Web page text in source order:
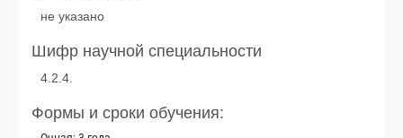
не указано
Шифр научной специальности
4.2.4.
Формы и сроки обучения: